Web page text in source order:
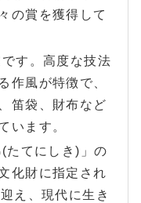
の賞を獲得して
す。高度な技法
作風が特徴で、
笛袋、財布など
います。
たてにしき)」の
化財に指定され
え、現代に生き